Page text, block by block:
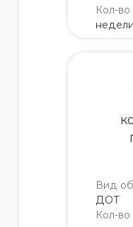
Кол-во
Вид
ДОТ
Кол-во